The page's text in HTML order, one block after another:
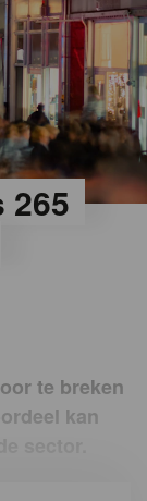
265
te breken
kan